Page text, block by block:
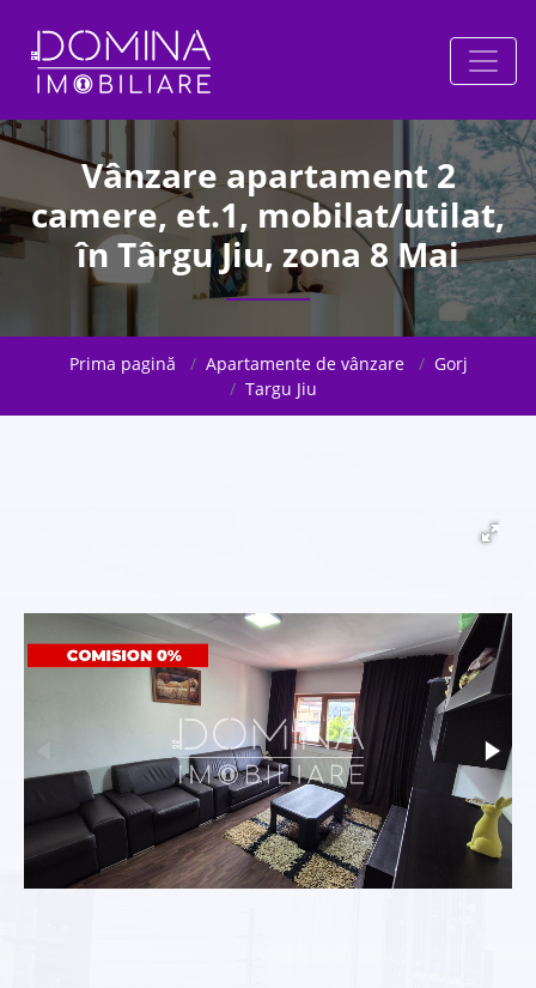
Vânzare apartament 2
camere, et.1, mobilat/utilat,
în Târgu Jiu, zona 8 Mai
Prima pagină Apartamente de vânzare
Gorj
Targu Jiu